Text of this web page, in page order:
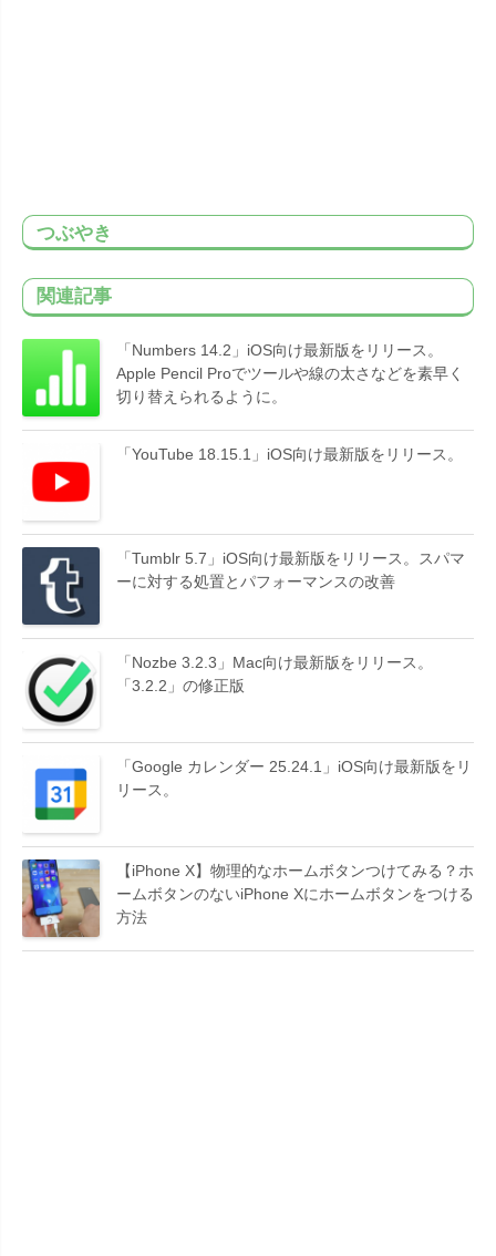
つぶやき
関連記事
「Numbers 14.2」iOS向け最新版をリリース。
Apple Pencil Proでツールや線の太さなどを素早く
切り替えられるように。
「YouTube 18.15.1」iOS向け最新版をリリース。
「Tumblr 5.7」iOS向け最新版をリリース。スパマ
ーに対する処置とパフォーマンスの改善
「Nozbe 3.2.3」Mac向け最新版をリリース。
「3.2.2」の修正版
「Google カレンダー 25.24.1」iOS向け最新版をリ
リース。
【iPhone X】物理的なホームボタンつけてみる？ホ
ームボタンのないiPhone Xにホームボタンをつける
方法